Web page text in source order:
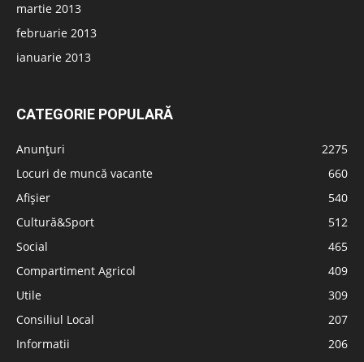
martie 2013
februarie 2013
ianuarie 2013
CATEGORIE POPULARĂ
Anunțuri
2275
Locuri de muncă vacante
660
Afișier
540
Cultură&Sport
512
Social
465
Compartiment Agricol
409
Utile
309
Consiliul Local
207
Informatii
206